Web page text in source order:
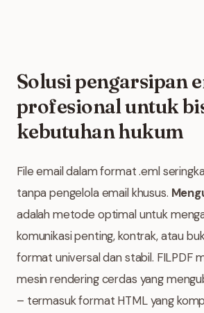
Solusi pengarsipan
profesional untuk
kebutuhan hukum
File email dalam format .eml
tanpa pengelola email khusus.
adalah metode optimal untuk
komunikasi penting, kontrak, atau
format universal dan stabil. FILPDF
mesin rendering cerdas yang
– termasuk format HTML yang